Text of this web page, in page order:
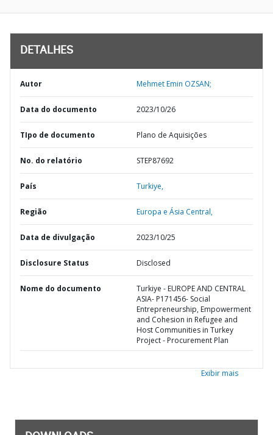
DETALHES
Autor Mehmet Emin OZSAN;
Data do documento 2023/10/26
TIpo de documento Plano de Aquisições
No. do relatório STEP87692
País Turkiye,
Região Europa e Ásia Central,
Data de divulgação 2023/10/25
Disclosure Status Disclosed
Nome do documento
Turkiye - EUROPE AND CENTRAL
ASIA- P171456- Social
Entrepreneurship, Empowerment
and Cohesion in Refugee and
Host Communities in Turkey
Project - Procurement Plan
Exibir mais